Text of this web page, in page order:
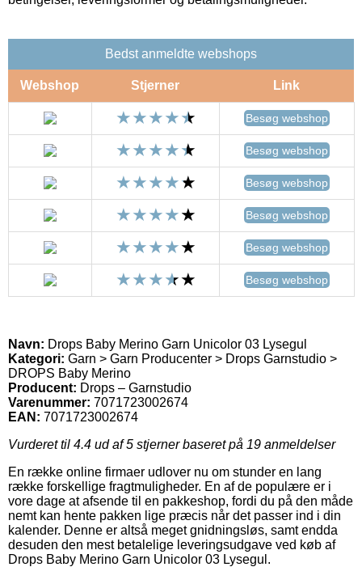
Bedst anmeldte webshops
Webshop Stjerner Link
Besøg webshop
Besøg webshop
Besøg webshop
Besøg webshop
Besøg webshop
Besøg webshop
Navn: Drops Baby Merino Garn Unicolor 03 Lysegul
Kategori: Garn > Garn Producenter > Drops Garnstudio >
DROPS Baby Merino
Producent: Drops – Garnstudio
Varenummer: 7071723002674
EAN: 7071723002674
Vurderet til 4.4 ud af 5 stjerner baseret på 19 anmeldelser
En række online firmaer udlover nu om stunder en lang
række forskellige fragtmuligheder. En af de populære er i
vore dage at afsende til en pakkeshop, fordi du på den måde
nemt kan hente pakken lige præcis når det passer ind i din
kalender. Denne er altså meget gnidningsløs, samt endda
desuden den mest betalelige leveringsudgave ved køb af
Drops Baby Merino Garn Unicolor 03 Lysegul.